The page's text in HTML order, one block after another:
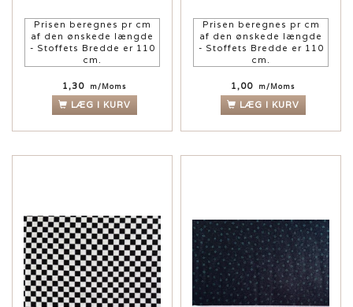
Prisen beregnes pr cm
af den ønskede længde
- Stoffets Bredde er 110
cm.
1,30 m/Moms
LÆG I KURV
Prisen beregnes pr cm
af den ønskede længde
- Stoffets Bredde er 110
cm.
1,00 m/Moms
LÆG I KURV